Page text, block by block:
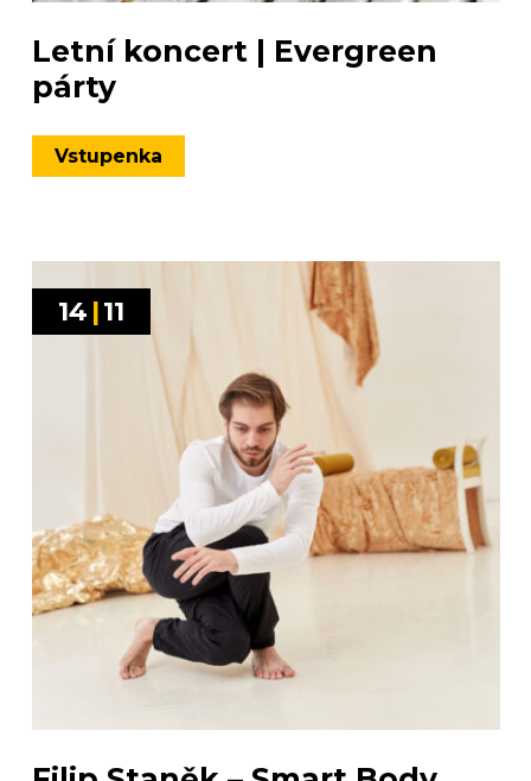
Letní koncert | Evergreen
párty
Vstupenka
14 |11